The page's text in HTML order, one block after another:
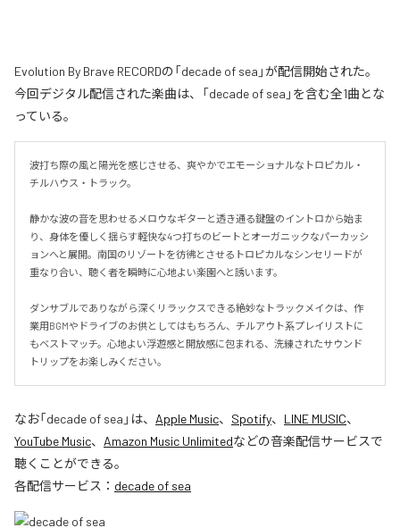
Evolution By Brave RECORDの「decade of sea」が配信開始された。
今回デジタル配信された楽曲は、「decade of sea」を含む全1曲とな
っている。
波打ち際の風と陽光を感じさせる、爽やかでエモーショナルなトロピカル・
チルハウス・トラック。
静かな波の音を思わせるメロウなギターと透き通る鍵盤のイントロから始ま
り、身体を優しく揺らす軽快な4つ打ちのビートとオーガニックなパーカッシ
ョンへと展開。南国のリゾートを彷彿とさせるトロピカルなシンセリードが
重なり合い、聴く者を瞬時に心地よい楽園へと誘います。
ダンサブルでありながら深くリラックスできる絶妙なトラックメイクは、作
業用BGMやドライブのお供としてはもちろん、チルアウト系プレイリストに
もベストマッチ。心地よい浮遊感と開放感に包まれる、洗練されたサウンド
トリップをお楽しみください。
なお「decade of sea 」は、 Apple Music、 Spotify、 LINE MUSIC、
YouTube Music、 Amazon Music Unlimitedなどの音楽配信サービスで
聴くことができる。
各配信サービス： decade of sea